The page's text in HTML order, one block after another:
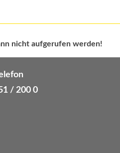
nicht aufgerufen werden!
/ 200 0